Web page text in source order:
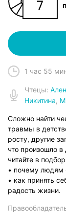
1 час 55
Чтецы:
Никитина,
Сложно найти
травмы в
росту, другие
что произошло
читайте в
• почему людям
• как принять
радость жизни.